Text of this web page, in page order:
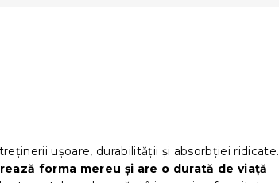
ușoare, durabilității și absorbției ridicate.
forma mereu și are o durată de viață